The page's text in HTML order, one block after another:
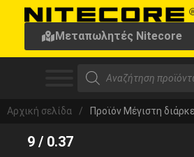
Μεταπωλητές Nitecore
Αρχική σελίδα / Προϊόν Μέγιστη
9 / 0.37